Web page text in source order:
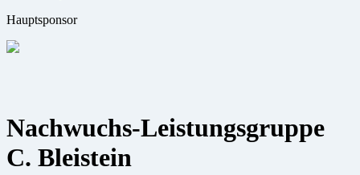
Hauptsponsor
Nachwuchs-Leistungsgruppe
C. Bleistein